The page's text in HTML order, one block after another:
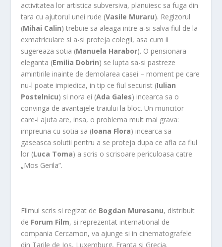
activitatea lor artistica subversiva, planuiesc sa fuga din
tara cu ajutorul unei rude (Vasile Muraru). Regizorul
(Mihai Calin) trebuie sa aleaga intre a-si salva fiul de la
exmatriculare si a-si proteja colegii, asa cum ii
sugereaza sotia (Manuela Harabor). O pensionara
eleganta (Emilia Dobrin) se lupta sa-si pastreze
amintirile inainte de demolarea casei – moment pe care
nu-l poate impiedica, in tip ce fiul securist (Iulian
Postelnicu) si nora ei (Ada Gales) incearca sa o
convinga de avantajele traiului la bloc. Un muncitor
care-i ajuta are, insa, o problema mult mai grava:
impreuna cu sotia sa (Ioana Flora) incearca sa
gaseasca solutii pentru a se proteja dupa ce afla ca fiul
lor (Luca Toma) a scris o scrisoare periculoasa catre
„Mos Gerila”.
Filmul scris si regizat de Bogdan Muresanu, distribuit
de Forum Film, si reprezentat international de
compania Cercamon, va ajunge si in cinematografele
din Tarile de Jos, Luxemburg, Franta si Grecia.